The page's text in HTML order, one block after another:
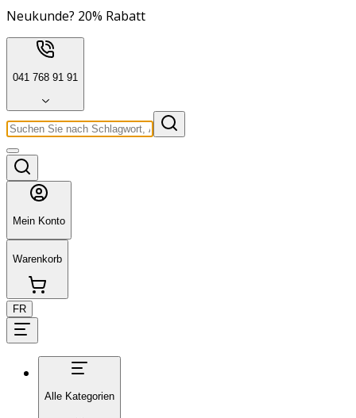
Neukunde? 20% Rabatt
041 768 91 91
Mein Konto
Warenkorb
FR
Alle Kategorien